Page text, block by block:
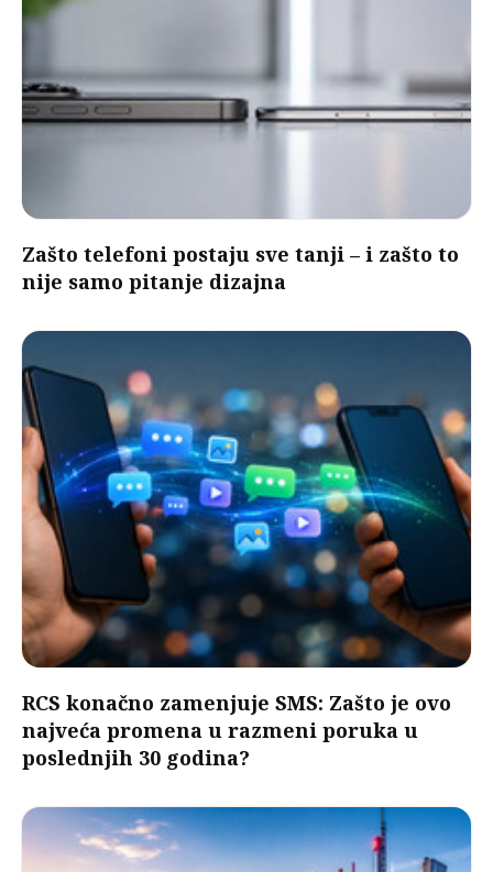
Zašto telefoni postaju sve tanji – i zašto to
nije samo pitanje dizajna
RCS konačno zamenjuje SMS: Zašto je ovo
najveća promena u razmeni poruka u
poslednjih 30 godina?